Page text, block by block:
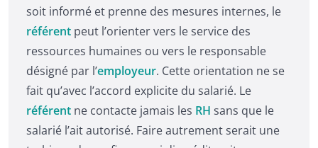
soit informé et prenne des mesures internes, le
référent peut l’orienter vers le service des
ressources humaines ou vers le responsable
désigné par l’employeur. Cette orientation ne se
fait qu’avec l’accord explicite du salarié. Le
référent ne contacte jamais les RH sans que le
salarié l’ait autorisé. Faire autrement serait une